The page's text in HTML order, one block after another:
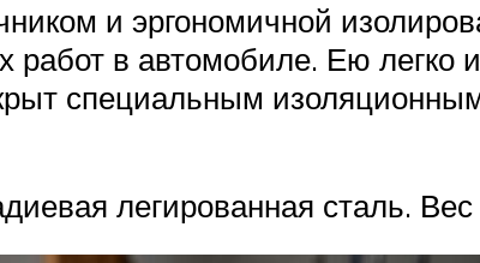
и эргономичной
работ в автомобиле. Ею легко
специальным
легированная сталь.